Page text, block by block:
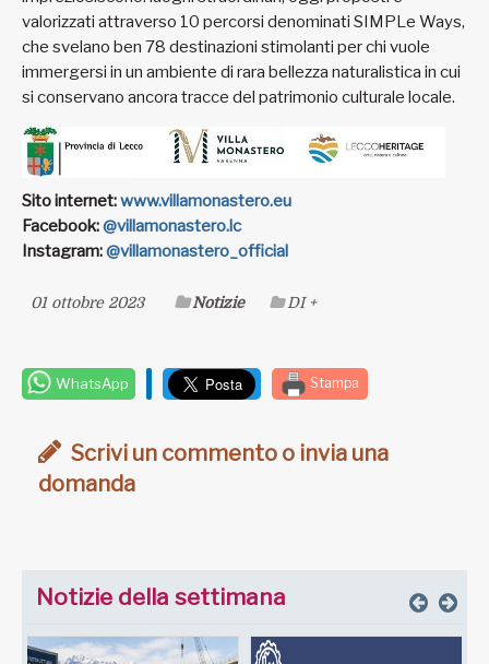
valorizzati attraverso 10 percorsi denominati SIMPLe Ways,
che svelano ben 78 destinazioni stimolanti per chi vuole
immergersi in un ambiente di rara bellezza naturalistica in cui
si conservano ancora tracce del patrimonio culturale locale.
Sito internet:www.villamonastero.eu
Facebook:@villamonastero.lc
Instagram:@villamonastero_official
01 ottobre 2023 Notizie DI +
WhatsApp Stampa
Scrivi un commento o invia una
domanda
Notizie della settimana